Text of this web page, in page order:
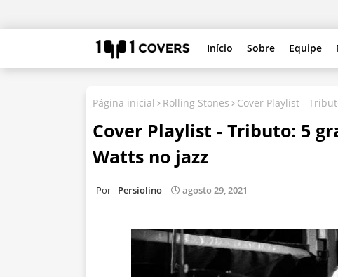
Início Sobre Equipe
Página inicial Rolling Stones Cover Playlist -
Cover Playlist - Tributo: 5
Watts no jazz
Persiolino agosto 29, 2021